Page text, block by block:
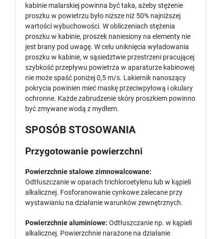
kabinie malarskiej powinna być taka, ażeby stężenie
proszku w powietrzu było niższe niż 50% najniższej
wartości wybuchowości. W obliczeniach stężenia
proszku w kabinie, proszek naniesiony na elementy nie
jest brany pod uwagę. W celu uniknięcia wyładowania
proszku w kabinie, w sąsiedztwie przestrzeni pracującej
szybkość przepływu powietrza w aparaturze kabinowej
nie może spaść poniżej 0,5 m/s. Lakiernik nanoszący
pokrycia powinien mieć maskę przeciwpyłową i okulary
ochronne. Każde zabrudzenie skóry proszkiem powinno
być zmywane wodą z mydłem.
SPOSÓB STOSOWANIA
Przygotowanie powierzchni
Powierzchnie stalowe zimnowalcowane:
Odtłuszczanie w oparach trichloroetylenu lub w kąpieli
alkalicznej. Fosforanowanie cynkowe zalecane przy
wystawianiu na działanie warunków zewnętrznych.
Powierzchnie aluminiowe: Odtłuszczanie np. w kąpieli
alkalicznej. Powierzchnie narażone na działanie